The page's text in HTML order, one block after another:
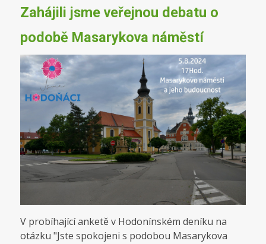
Zahájili jsme veřejnou debatu o
podobě Masarykova náměstí
V probíhající anketě v Hodonínském deníku na
otázku "Jste spokojeni s podobou Masarykova